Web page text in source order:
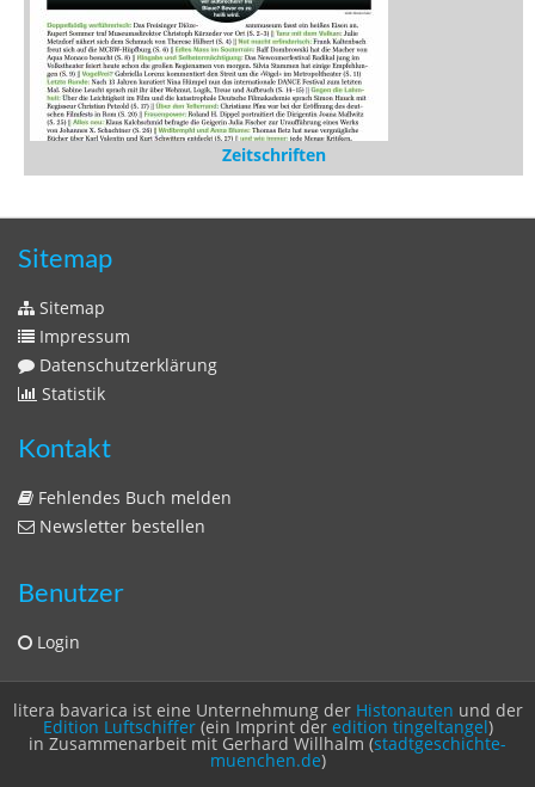
Zeitschriften
Sitemap
Sitemap
Impressum
Statistik
Kontakt
Newsletter bestellen
Benutzer
Login
litera bavarica ist eine Unternehmung der